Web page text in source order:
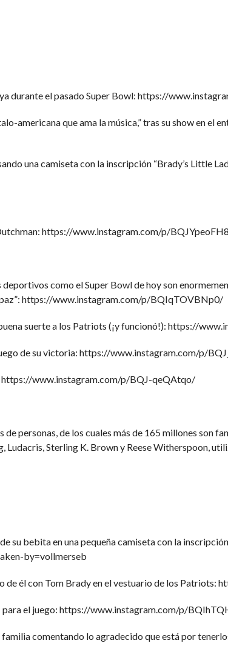
durante el pasado Super Bowl: https://
americana que ama la música,” tras su show en el
una camiseta con la inscripción “Brady’s Little
https://www.instagram.com/p/
como el Super Bowl de hoy son
https://www.instagram.com/p/BQIqTOVBNp0/
suerte a los Patriots (¡y funcionó!): https://
de su victoria: https://www.instagram.com/p/
https://www.instagram.com/p/BQJ-qeQAtqo/
personas, de los cuales más de 165 millones son
Ludacris, Sterling K. Brown y Reese Witherspoon,
su bebita en una pequeña camiseta con la
by=vollmerseb
de él con Tom Brady en el vestuario de los
el juego: https://www.instagram.com/p/
comentando lo agradecido que está por